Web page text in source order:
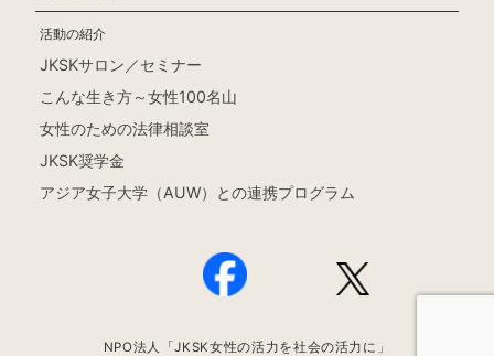
活動の紹介
JKSKサロン／セミナー
こんな生き方～女性100名山
女性のための法律相談室
JKSK奨学金
アジア女子大学（AUW）との連携プログラム
NPO法人「JKSK女性の活力を社会の活力に」